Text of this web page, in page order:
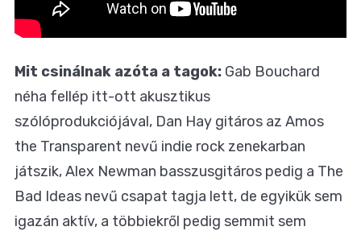
Mit csinálnak azóta a tagok: Gab Bouchard
néha fellép itt-ott akusztikus
szólóprodukciójával, Dan Hay gitáros az Amos
the Transparent nevű indie rock zenekarban
játszik, Alex Newman basszusgitáros pedig a The
Bad Ideas nevű csapat tagja lett, de egyikük sem
igazán aktív, a többiekről pedig semmit sem